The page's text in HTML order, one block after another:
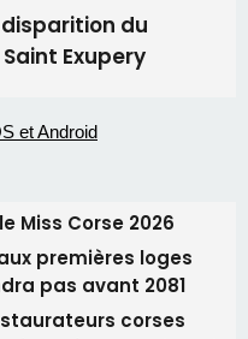
Marie et
du tournoi du
du
Exupery